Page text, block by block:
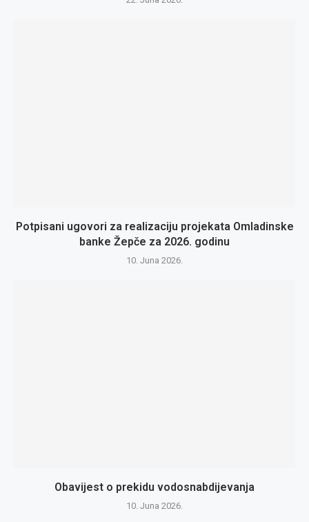
Potpisani ugovori za realizaciju projekata Omladinske
banke Žepče za 2026. godinu
10. Juna 2026.
Obavijest o prekidu vodosnabdijevanja
10. Juna 2026.